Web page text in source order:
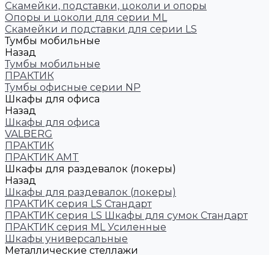
Скамейки, подставки, цоколи и опоры
Опоры и цоколи для серии ML
Скамейки и подставки для серии LS
Тумбы мобильные
Назад
Тумбы мобильные
ПРАКТИК
Тумбы офисные серии NP
Шкафы для офиса
Назад
Шкафы для офиса
VALBERG
ПРАКТИК
ПРАКТИК AMT
Шкафы для раздевалок (локеры)
Назад
Шкафы для раздевалок (локеры)
ПРАКТИК cерия LS Стандарт
ПРАКТИК серия LS Шкафы для сумок Стандарт
ПРАКТИК серия ML Усиленные
Шкафы универсальные
Металлические стеллажи